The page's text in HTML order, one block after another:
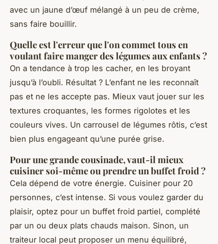
avec un jaune d’œuf mélangé à un peu de crème,
sans faire bouillir.
Quelle est l'erreur que l'on commet tous en
voulant faire manger des légumes aux enfants ?
On a tendance à trop les cacher, en les broyant
jusqu’à l’oubli. Résultat ? L’enfant ne les reconnaît
pas et ne les accepte pas. Mieux vaut jouer sur les
textures croquantes, les formes rigolotes et les
couleurs vives. Un carrousel de légumes rôtis, c’est
bien plus engageant qu’une purée grise.
Pour une grande cousinade, vaut-il mieux
cuisiner soi-même ou prendre un buffet froid ?
Cela dépend de votre énergie. Cuisiner pour 20
personnes, c’est intense. Si vous voulez garder du
plaisir, optez pour un buffet froid partiel, complété
par un ou deux plats chauds maison. Sinon, un
traiteur local peut proposer un menu équilibré,